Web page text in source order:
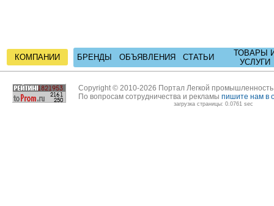
КОМПАНИИ БРЕНДЫ ОБЪЯВЛЕНИЯ СТАТЬИ
ТОВАРЫ
УСЛУГИ
Copyright © 2010-2026 Портал Легкой
По вопросам сотрудничества и рекламы пишите нам в
загрузка страницы: 0.0761 sec